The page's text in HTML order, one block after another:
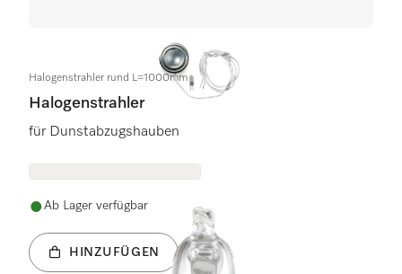
Halogenstrahler rund L=1000mm
Halogenstrahler
für Dunstabzugshauben
Ab Lager verfügbar
HINZUFÜGEN